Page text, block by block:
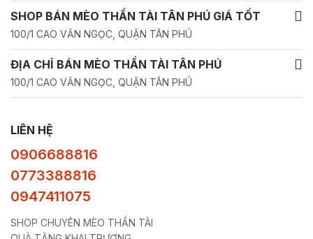
SHOP BÁN MÈO THẦN TÀI TÂN PHÚ GIÁ TỐT
100/1 CAO VĂN NGỌC, QUẬN TÂN PHÚ
ĐỊA CHỈ BÁN MÈO THẦN TÀI TÂN PHÚ
100/1 CAO VĂN NGỌC, QUẬN TÂN PHÚ
LIÊN HỆ
0906688816
0773388816
0947411075
SHOP CHUYÊN MÈO THẦN TÀI